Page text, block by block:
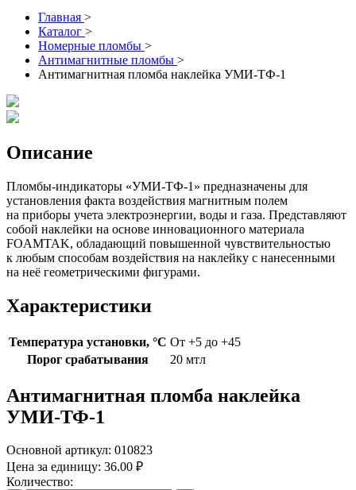
Главная >
Каталог >
Номерные пломбы >
Антимагнитные пломбы >
Антимагнитная пломба наклейка УМИ-ТФ-1
Описание
Пломбы-индикаторы «УМИ-ТФ-1» предназначены для
установления факта воздействия магнитным полем
на приборы учета электроэнергии, воды и газа. Представляют
собой наклейки на основе инновационного материала
FOAMTAK, обладающий повышенной чувствительностью
к любым способам воздействия на наклейку с нанесенными
на неё геометрическими фигурами.
Характеристики
Температура установки, °C От +5 до +45
Порог срабатывания
20 мтл
Антимагнитная пломба наклейка
УМИ-ТФ-1
Основной артикул: 010823
Цена за единицу: 36.00 ₽
Количество: